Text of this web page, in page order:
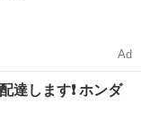
Ad
達します❗ ホンダ